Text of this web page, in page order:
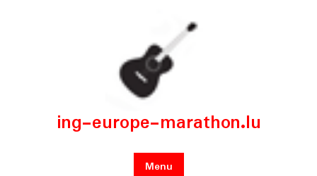
ing-europe-marathon.lu
Menu